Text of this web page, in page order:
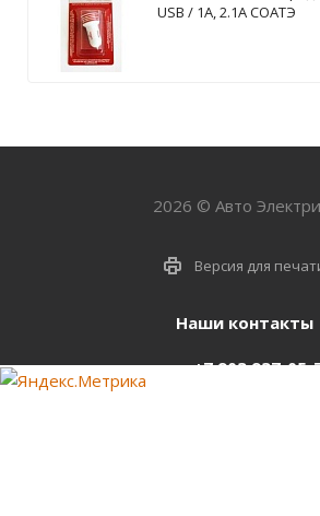
USB / 1А, 2.1А СОАТЭ
2026 © Авто
Версия для
Наши контакты
+7 903 937-05-